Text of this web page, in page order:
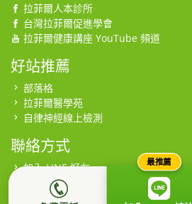
拉菲爾人本診所
台灣拉菲爾促進學會
拉菲爾健康講座 YouTube 頻道
好站推薦
部落格
拉菲爾醫學苑
自律神經線上檢測
聯絡方式
加入 LINE 好友
連絡電話
留言給我們
最推薦